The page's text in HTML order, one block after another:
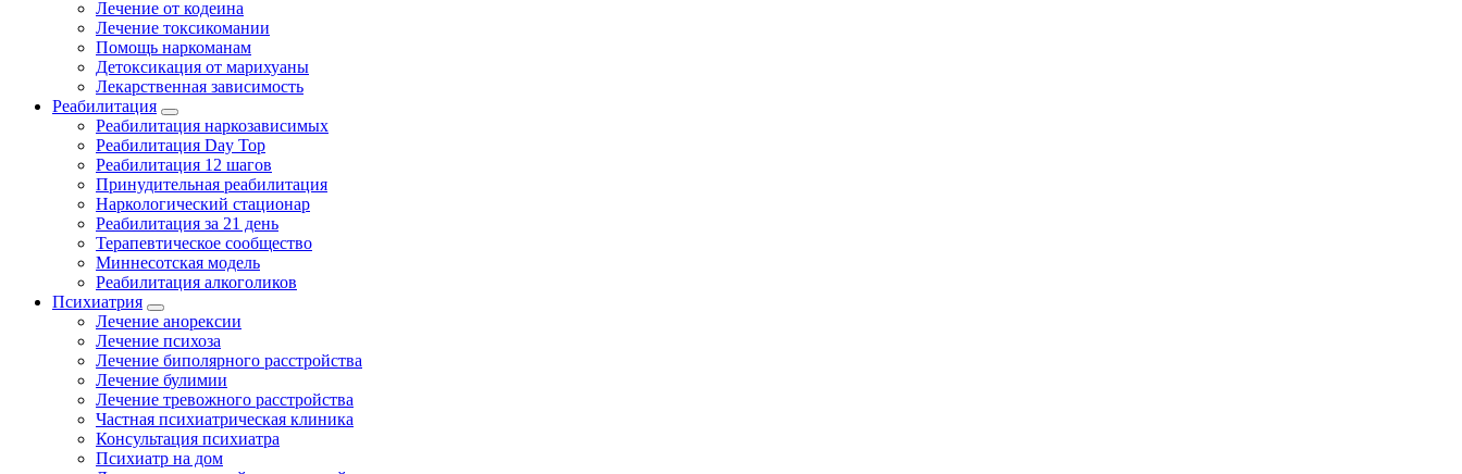
Лечение от кодеина
Лечение токсикомании
Помощь наркоманам
Детоксикация от марихуаны
Лекарственная зависимость
Реабилитация
Реабилитация наркозависимых
Реабилитация Day Top
Реабилитация 12 шагов
Принудительная реабилитация
Наркологический стационар
Реабилитация за 21 день
Терапевтическое сообщество
Миннесотская модель
Реабилитация алкоголиков
Психиатрия
Лечение анорексии
Лечение психоза
Лечение биполярного расстройства
Лечение булимии
Лечение тревожного расстройства
Частная психиатрическая клиника
Консультация психиатра
Психиатр на дом